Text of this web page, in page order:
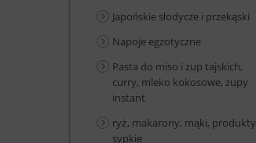
Japońskie słodycze i przekąski
Napoje egzotyczne
Pasta do miso i zup tajskich,
curry, mleko kokosowe, zupy
instant
ryż, makarony, mąki, produkty
sypkie